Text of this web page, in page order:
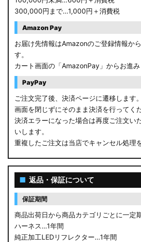
GB5〜8 フリード
GR フィット
GP5/6 GK3〜6 フィット
MK53S スペーシアカスタム
MA37S/MA27S ソリオ / ソリオ バンディッ
MA26S/MA36S ソリオ
ZC33S スイフトスポーツ
LA650S タントカスタム
LA600S タントカスタム
LA150S ムーヴカスタム
LA700S ウェイク
300,000円まで…1,000円＋消費税
Amazon Pay
お届け先情報はAmazonのご登録情報か
す。
カート画面の「AmazonPay」からお進み
PayPay
ご注文完了後、決済ページに遷移します。
画面を閉じずにそのまま決済を行ってく
決済エラーになった場合は再度ご注文い
いします。
重複したご注文は当店でキャンセル処理
■ 返品・保証について
保証期間
商品出荷日から商品カテゴリごとに一定
ハーネス…1年間
純正加工LEDリフレクター…1年間